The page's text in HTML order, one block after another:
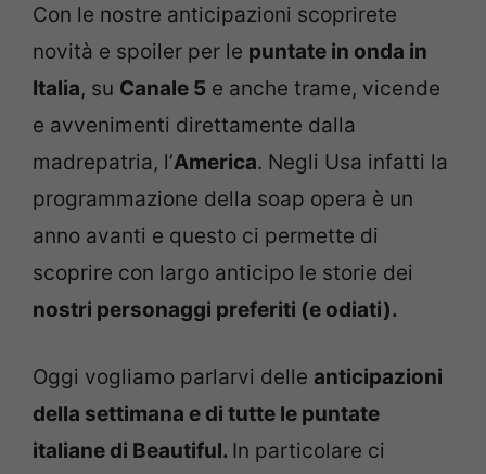
Con le nostre anticipazioni scoprirete
novità e spoiler per le puntate in onda in
Italia, su Canale 5 e anche trame, vicende
e avvenimenti direttamente dalla
madrepatria, l’America. Negli Usa infatti la
programmazione della soap opera è un
anno avanti e questo ci permette di
scoprire con largo anticipo le storie dei
nostri personaggi preferiti (e odiati).
Oggi vogliamo parlarvi delle anticipazioni
della settimana e di tutte le puntate
italiane di Beautiful. In particolare ci